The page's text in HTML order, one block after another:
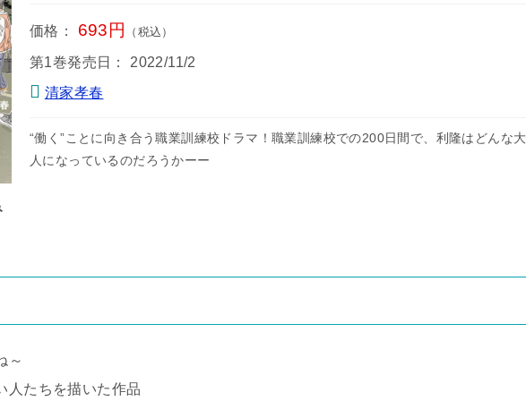
価格： 693円 （税込）
第1巻発売日：
2022/11/2
清家孝春
“働く”ことに向き合う職業訓練校ドラマ！職業訓練校での200日間で、利隆はどんな大
人になっているのだろうかーー
～
人たちを描いた作品